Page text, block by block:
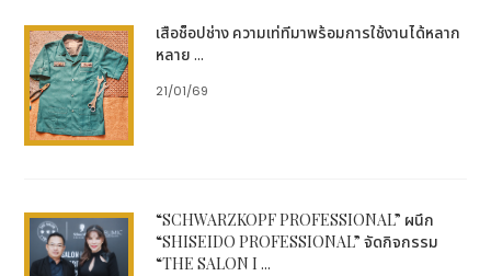
เสื้อช็อปช่าง ความเท่ที่มาพร้อมการใช้งานได้หลาก
หลาย ...
21/01/69
“SCHWARZKOPF PROFESSIONAL” ผนึก
“SHISEIDO PROFESSIONAL” จัดกิจกรรม
“THE SALON I ...